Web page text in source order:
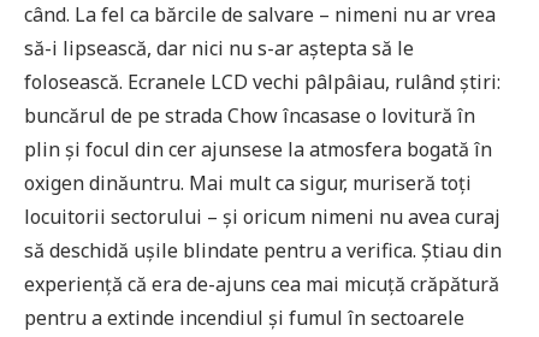
când. La fel ca bărcile de salvare – nimeni nu ar vrea
să-i lipsească, dar nici nu s-ar aștepta să le
folosească. Ecranele LCD vechi pâlpâiau, rulând știri:
buncărul de pe strada Chow încasase o lovitură în
plin și focul din cer ajunsese la atmosfera bogată în
oxigen dinăuntru. Mai mult ca sigur, muriseră toți
locuitorii sectorului – și oricum nimeni nu avea curaj
să deschidă ușile blindate pentru a verifica. Știau din
experiență că era de-ajuns cea mai micuță crăpătură
pentru a extinde incendiul și fumul în sectoarele